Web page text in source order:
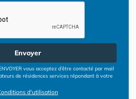
Envoyer
vous acceptez d’être contacté par mail
de résidences services répondant à votre
d'utilisation